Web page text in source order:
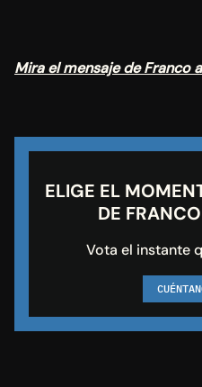
Mira el mensaje de Franco
ELIGE EL
DE
Vota el instante